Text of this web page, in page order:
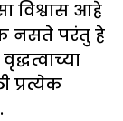
विश्वास आहे
नसते परंतु हे
प्रत्येक